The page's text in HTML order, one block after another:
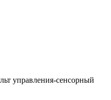
управления-сенсорный